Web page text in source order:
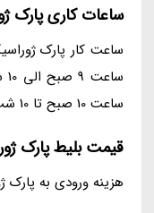
ساعات کاری
ساعت کار پارک
ساعت 10 صبح تا 10 شب است.
قیمت بلیط پارک
هزینه ورودی به پارک ژوراسیک